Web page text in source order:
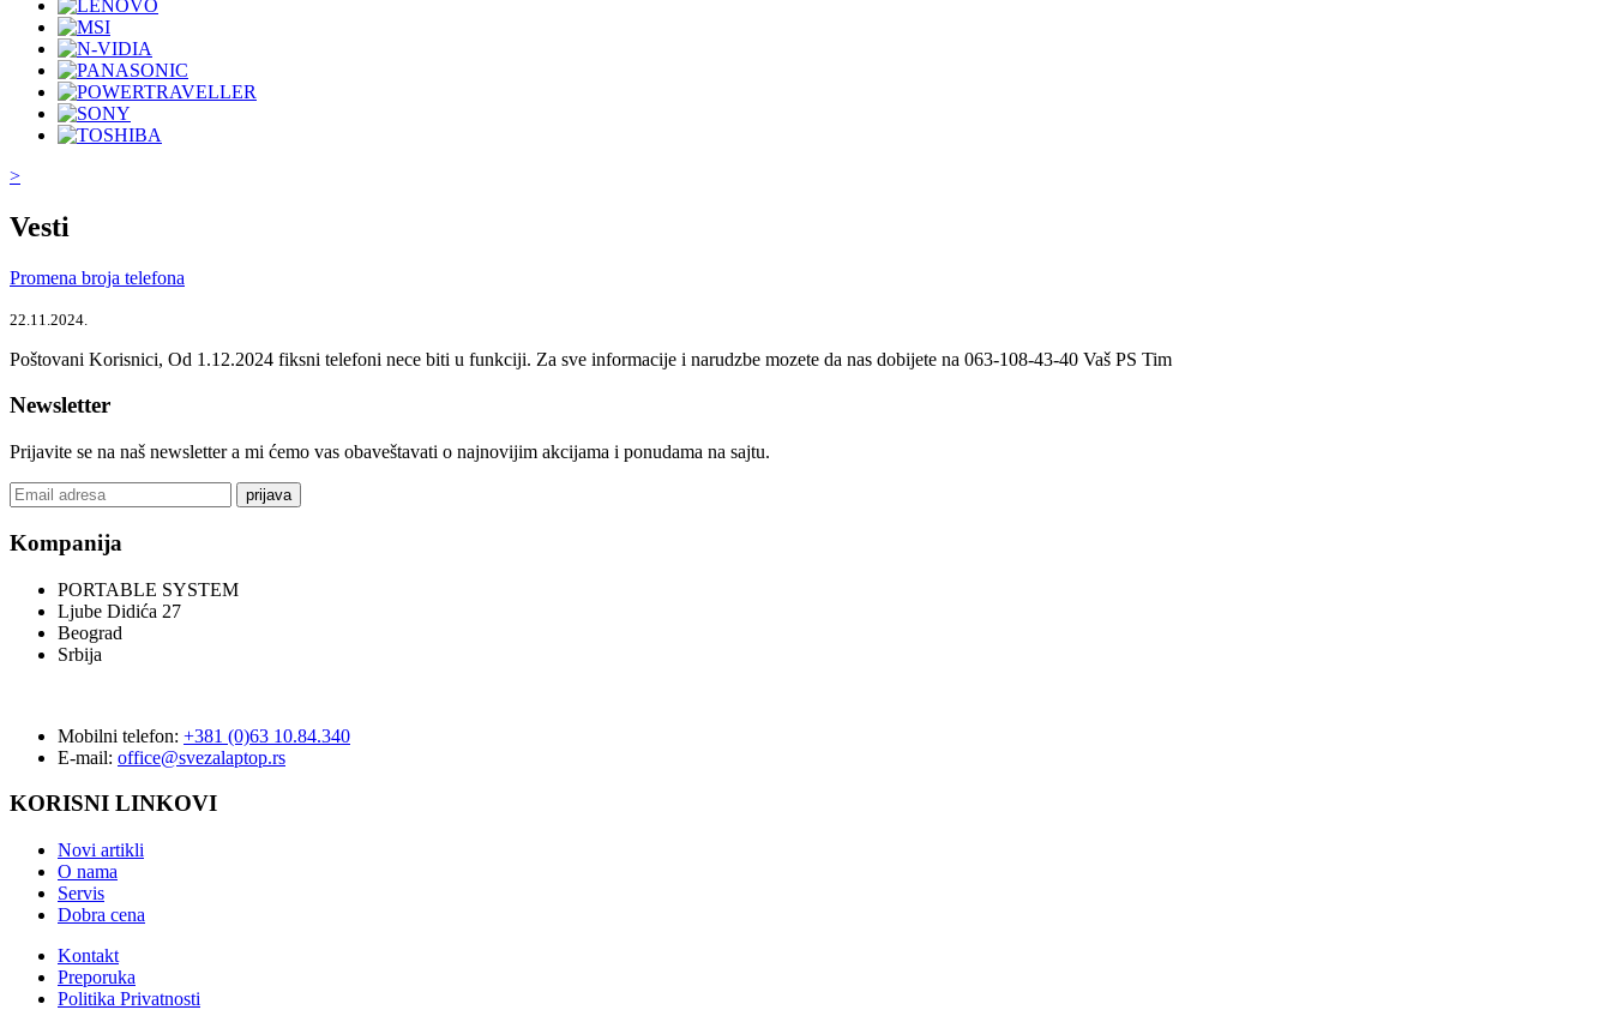
>
Vesti
Promena broja telefona
22.11.2024.
Poštovani Korisnici, Od 1.12.2024 fiksni telefoni nece biti u funkciji. Za sve informacije i narudzbe mozete da nas dobijete na 063-108-43-40 Vaš PS Tim
Newsletter
Prijavite se na naš newsletter a mi ćemo vas obaveštavati o najnovijim akcijama i ponudama na sajtu.
prijava
Kompanija
PORTABLE SYSTEM
Ljube Didića 27
Beograd
Srbija
Mobilni telefon: +381 (0)63 10.84.340
E-mail: office@svezalaptop.rs
KORISNI LINKOVI
Novi artikli
O nama
Servis
Dobra cena
Kontakt
Preporuka
Politika Privatnosti